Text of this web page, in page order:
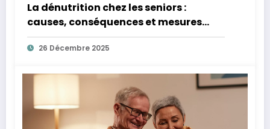
La dénutrition chez les seniors :
causes, conséquences et mesures
concrètes
26 Décembre 2025